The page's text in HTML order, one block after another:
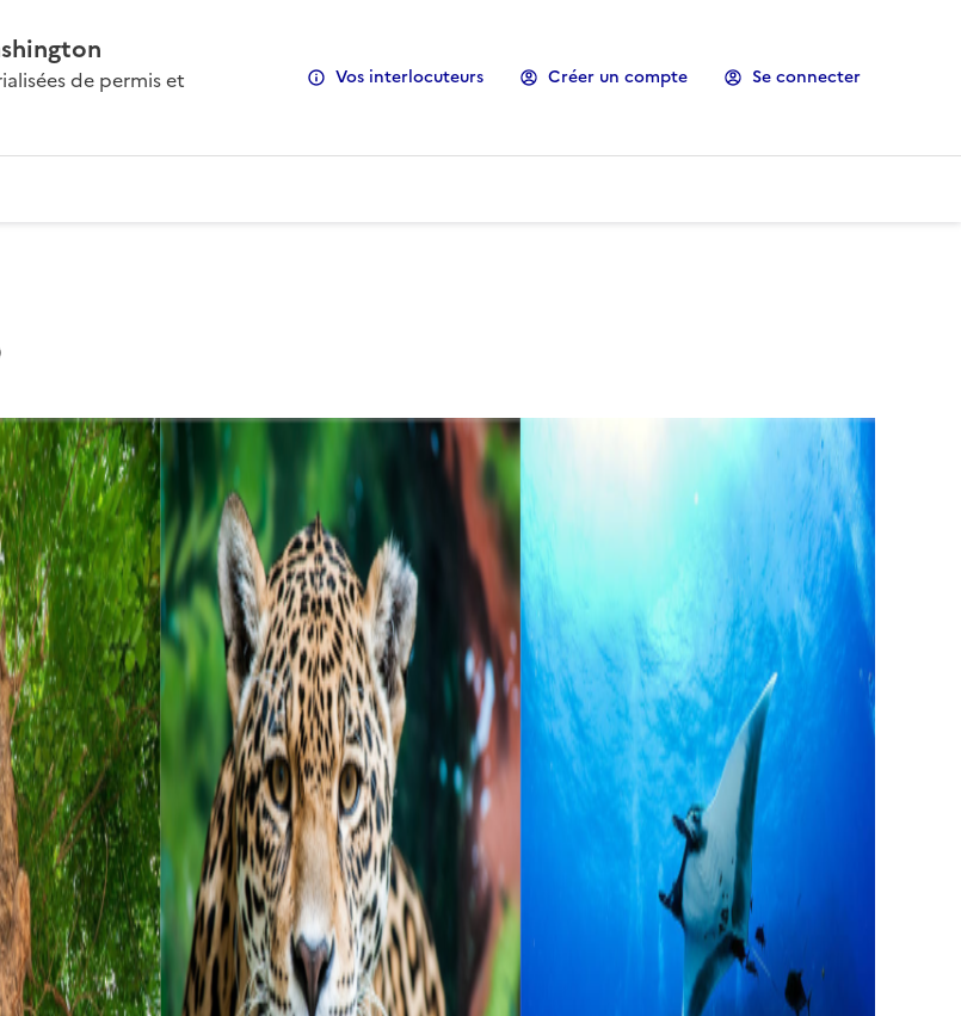
de permis et
Vos interlocuteurs Créer un compte Se connecter